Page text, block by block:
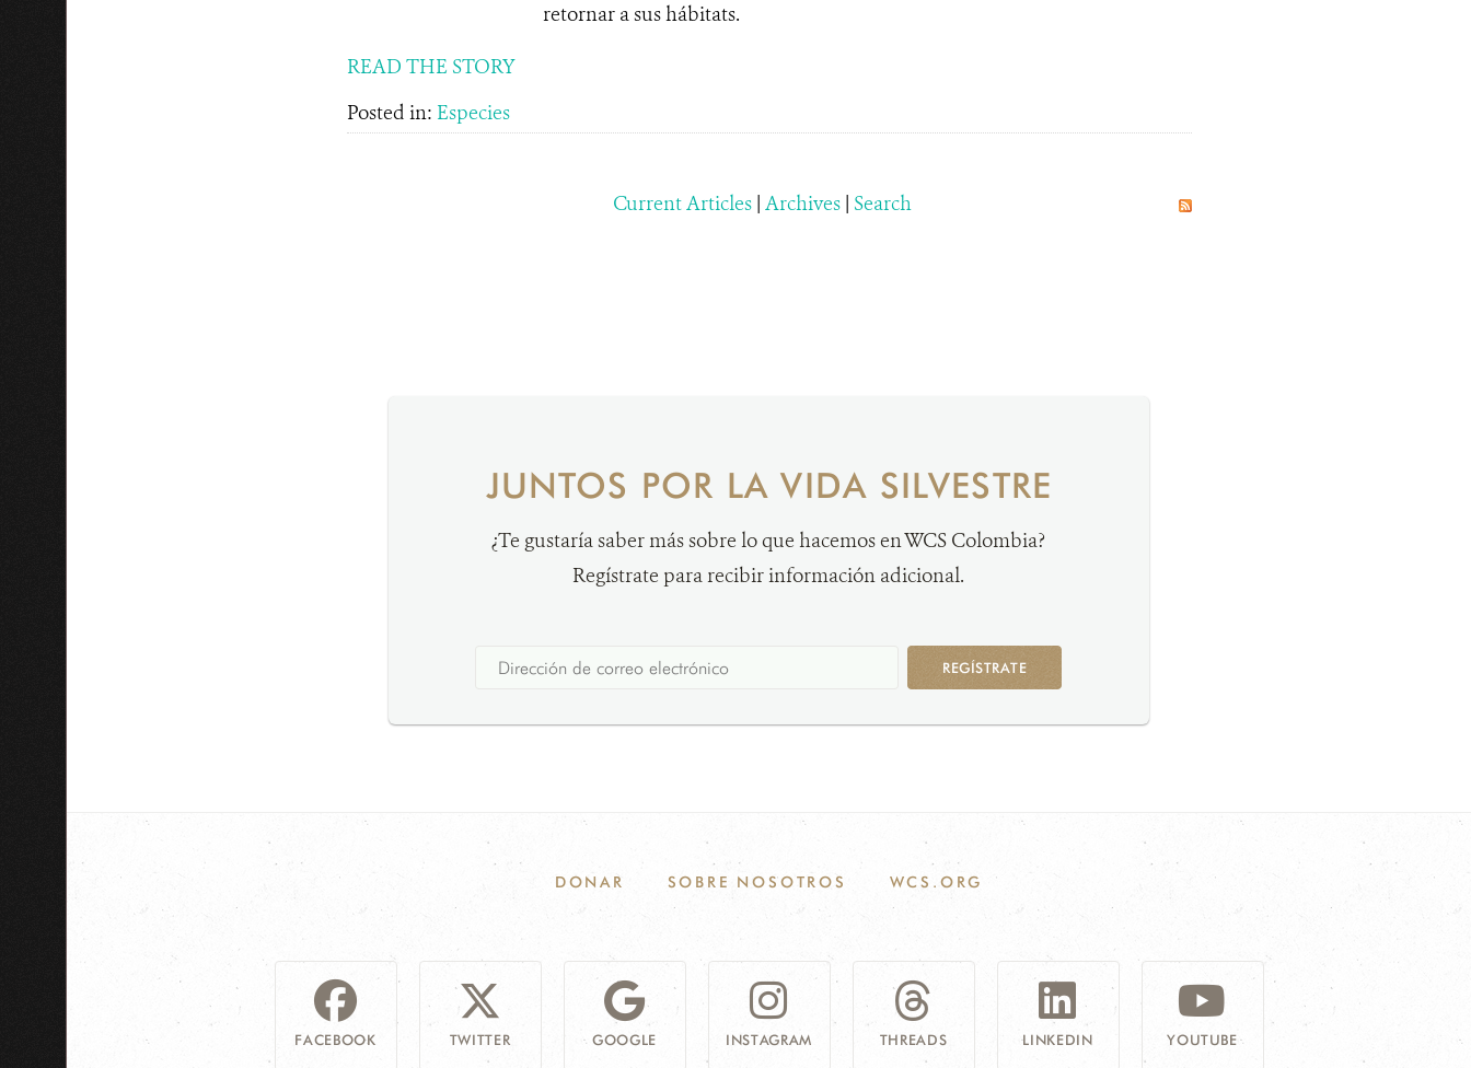
retornar a sus hábitats.
READ THE STORY
Posted in: Especies
Current Articles | Archives | Search
JUNTOS POR LA VIDA SILVESTRE
¿Te gustaría saber más sobre lo que hacemos en WCS Colombia?
Regístrate para recibir información adicional.
REGÍSTRATE
DONAR SOBRE NOSOTROS WCS.ORG
FACEBOOK TWITTER GOOGLE INSTAGRAM THREADS LINKEDIN YOUTUBE